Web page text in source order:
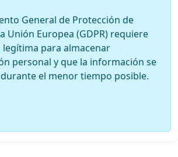
General de Protección de
Unión Europea (GDPR) requiere
legítima para almacenar
personal y que la información se
el menor tiempo posible.